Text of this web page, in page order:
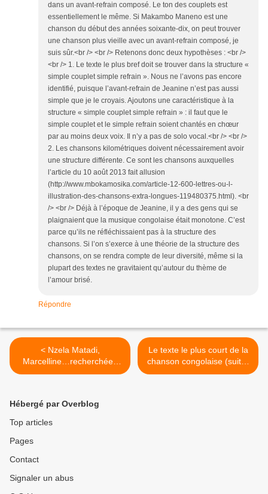
dans un avant-refrain composé. Le ton des couplets est
essentiellement le même. Si Makambo Maneno est une
chanson du début des années soixante-dix, on peut trouver
une chanson plus vieille avec un avant-refrain composé, je
suis sûr.<br /> <br /> Retenons donc deux hypothèses : <br />
<br /> 1. Le texte le plus bref doit se trouver dans la structure «
simple couplet simple refrain ». Nous ne l’avons pas encore
identifié, puisque l’avant-refrain de Jeanine n’est pas aussi
simple que je le croyais. Ajoutons une caractéristique à la
structure « simple couplet simple refrain » : il faut que le
simple couplet et le simple refrain soient chantés en chœur
par au moins deux voix. Il n’y a pas de solo vocal.<br /> <br />
2. Les chansons kilométriques doivent nécessairement avoir
une structure différente. Ce sont les chansons auxquelles
l’article du 10 août 2013 fait allusion
(http://www.mbokamosika.com/article-12-600-lettres-ou-l-
illustration-des-chansons-extra-longues-119480375.html). <br
/> <br /> Déjà à l’époque de Jeanine, il y a des gens qui se
plaignaient que la musique congolaise était monotone. C’est
parce qu’ils ne réfléchissaient pas à la structure des
chansons. Si l’on s’exerce à une théorie de la structure des
chansons, on se rendra compte de leur diversité, même si la
plupart des textes ne gravitaient qu’autour du thème de
l’amour brisé.
Répondre
< Nzela Matadi,
Marcelline…recherchées
par Blaise Lutete
Le texte le plus court de la
chanson congolaise (suite)
>
Hébergé par Overblog
Top articles
Pages
Contact
Signaler un abus